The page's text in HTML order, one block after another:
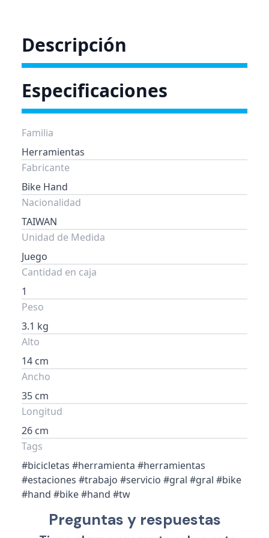
Descripción
Especificaciones
Familia
Herramientas
Fabricante
Bike Hand
Nacionalidad
TAIWAN
Unidad de Medida
Juego
Cantidad en caja
1
Peso
3.1 kg
Alto
14 cm
Ancho
35 cm
Longitud
26 cm
Tags
#bicicletas #herramienta #herramientas
#estaciones #trabajo #servicio #gral #gral #bike
#hand #bike #hand #tw
Preguntas y respuestas